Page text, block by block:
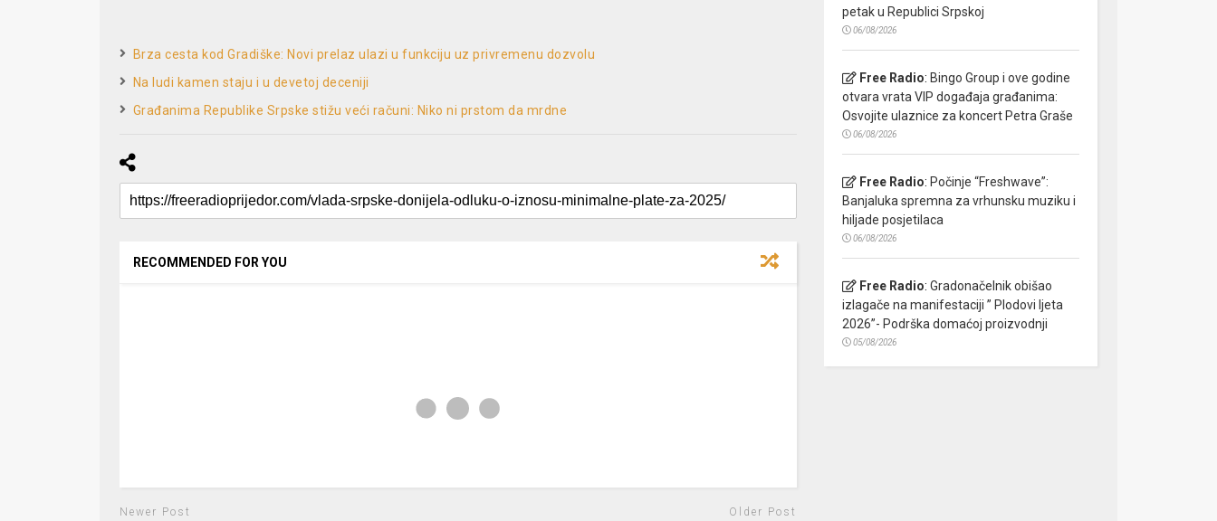
Brza cesta kod Gradiške: Novi prelaz ulazi u funkciju uz privremenu dozvolu
Na ludi kamen staju i u devetoj deceniji
Građanima Republike Srpske stižu veći računi: Niko ni prstom da mrdne
RECOMMENDED FOR YOU
Newer Post Older Post
petak u Republici Srpskoj
06/08/2026
Free Radio: Bingo Group i ove godine
otvara vrata VIP događaja građanima:
Osvojite ulaznice za koncert Petra Graše
06/08/2026
Free Radio: Počinje “Freshwave”:
Banjaluka spremna za vrhunsku muziku i
hiljade posjetilaca
06/08/2026
Free Radio: Gradonačelnik obišao
izlagače na manifestaciji ” Plodovi ljeta
2026”- Podrška domaćoj proizvodnji
05/08/2026